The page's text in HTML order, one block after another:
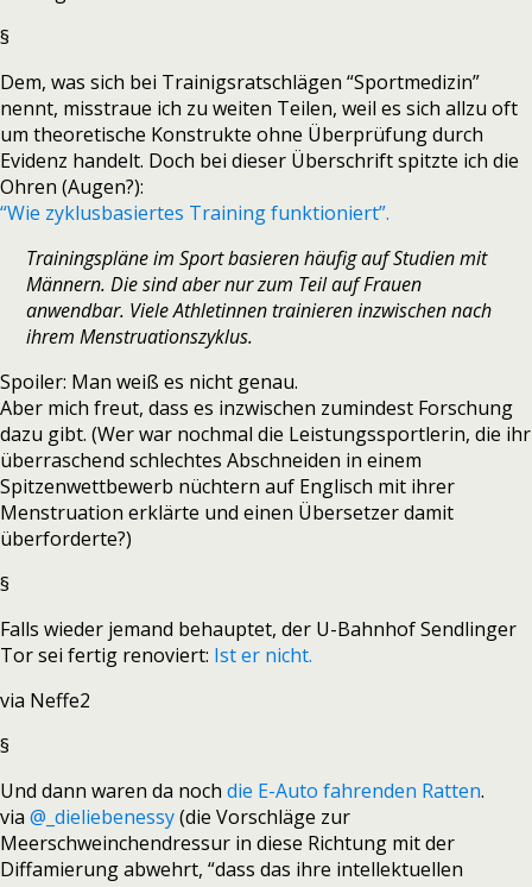
§
Dem, was sich bei Trainigsratschlägen “Sportmedizin”
nennt, misstraue ich zu weiten Teilen, weil es sich allzu oft
um theoretische Konstrukte ohne Überprüfung durch
Evidenz handelt. Doch bei dieser Überschrift spitzte ich die
Ohren (Augen?):
“Wie zyklusbasiertes Training funktioniert”.
Trainingspläne im Sport basieren häufig auf Studien mit
Männern. Die sind aber nur zum Teil auf Frauen
anwendbar. Viele Athletinnen trainieren inzwischen nach
ihrem Menstruationszyklus.
Spoiler: Man weiß es nicht genau.
Aber mich freut, dass es inzwischen zumindest Forschung
dazu gibt. (Wer war nochmal die Leistungssportlerin, die ihr
überraschend schlechtes Abschneiden in einem
Spitzenwettbewerb nüchtern auf Englisch mit ihrer
Menstruation erklärte und einen Übersetzer damit
überforderte?)
§
Falls wieder jemand behauptet, der U-Bahnhof Sendlinger
Tor sei fertig renoviert: Ist er nicht.
via Neffe2
§
Und dann waren da noch die E-Auto fahrenden Ratten.
via @_dieliebenessy(die Vorschläge zur
Meerschweinchendressur in diese Richtung mit der
Diffamierung abwehrt, “dass das ihre intellektuellen